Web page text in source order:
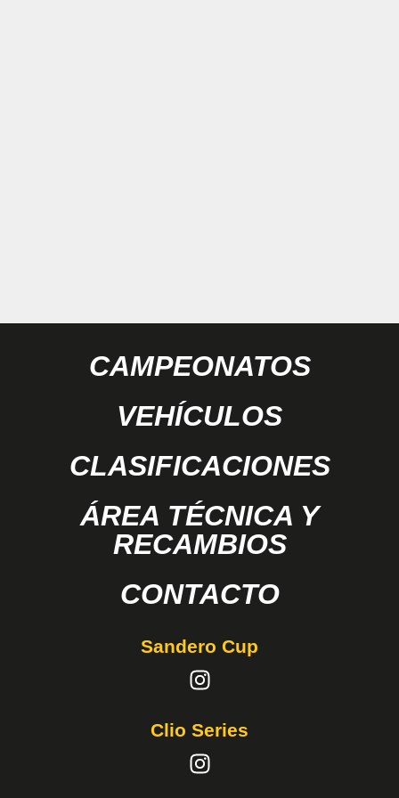
CAMPEONATOS
VEHÍCULOS
CLASIFICACIONES
ÁREA TÉCNICA Y
RECAMBIOS
CONTACTO
Sandero Cup
Clio Series